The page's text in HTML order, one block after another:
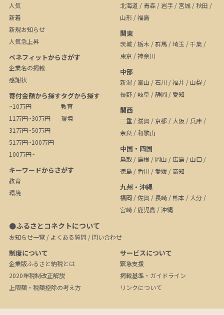
人気
新着
新規お知らせ
人気急上昇
ベネフィットからさがす
企業名の掲載
感謝状
寄付金額から探す
~10万円
11万円~30万円
31万円~50万円
51万円~100万円
100万円~
タグから探す
教育
環境
キーワードからさがす
教育
環境
北海道 / 青森 / 岩手 / 宮城 / 秋田 /
山形 /福島
関東
茨城 /栃木 /群馬 /埼玉 /千葉 /
東京 /神奈川
中部
新潟 / 富山 /石川 /福井 /山梨 /
長野 /岐阜 /静岡 / 愛知
関西
三重 /滋賀 /京都 / 大阪 /兵庫 /
奈良 /和歌山
中国・四国
鳥取 / 島根 / 岡山 / 広島 /山口 /
徳島 / 香川 / 愛媛 /高知
九州・沖縄
福岡 /佐賀 / 長崎 /熊本 / 大分 /
宮崎 / 鹿児島 /沖縄
●ふるさとコネクトについて
お知らせ一覧/ よくある質問 / 問い合わせ
制度について
企業版ふるさと納税とは
2020年税制改正解説
上限額・税額控除の考え方
サービスについて
緊急支援
掲載基準・ガイドライン
リンクについて